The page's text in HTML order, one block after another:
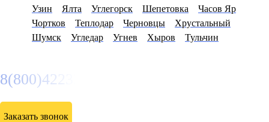
Узин
Ялта Углегорск Шепетовка
Часов Яр
Чортков
Теплодар Черновцы
Хрустальный
Шумск
Угледар Угнев Хыров Тульчин
8(800)4223263
Заказать звонок